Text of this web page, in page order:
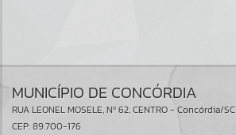
MUNICÍPIO DE CONCÓRDIA
RUA LEONEL MOSELE, Nº 62, CENTRO - Concórdia/SC
CEP: 89.700-176